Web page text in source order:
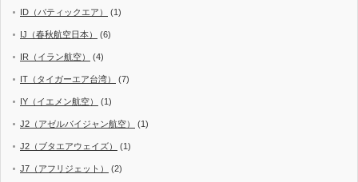
ID（バティックエア） (1)
IJ（春秋航空日本） (6)
IR（イラン航空） (4)
IT（タイガーエア台湾） (7)
IY（イエメン航空） (1)
J2（アゼルバイジャン航空） (1)
J2（ブタエアウェイズ） (1)
J7（アフリジェット） (2)